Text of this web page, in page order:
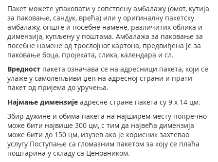
Пуномоћје за уручење поштанских пошиљака
Пакет можете упаковати у сопствену амбалажу (омот, кутија
за паковање, сандук, врећа) или у оригиналну пакетску
амбалажу, опште и посебне намене, различитих облика и
димензија, купљену у поштама. Амбалажа за паковање за
посебне намене од трослојног картона, предвиђена је за
паковање боца, пројеката, слика, календара и сл.
Вредност пакета означава се на адресници пакета, који се
улаже у самолепљиви џеп на адресној страни и прати
пакет од пријема до уручења.
Најмање димензије адресне стране пакета су 9 x 14 цм.
Збир дужине и обима пакета на најширем месту попречно
може бити највише 300 цм, с тим да највећа димензија
може бити до 150 цм, изузев ако је корисник захтевао
услугу Поступање са гломазним пакетом за коју се плаћа
поштарина у складу са Ценовником.